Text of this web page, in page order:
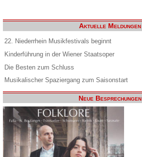
Aktuelle Meldungen
22. Niederrhein Musikfestivals beginnt
Kinderführung in der Wiener Staatsoper
Die Besten zum Schluss
Musikalischer Spaziergang zum Saisonstart
Neue Besprechungen